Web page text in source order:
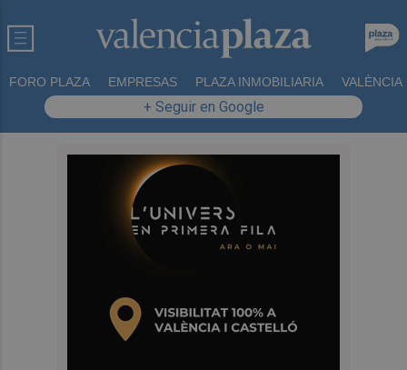
FORO PLAZA EMPRESAS PLAZA INMOBILIARIA VALÈNCIA
+ Seguir en Google